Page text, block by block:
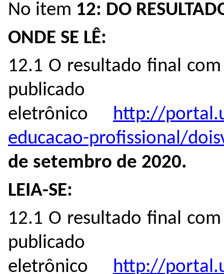
No item 12: DO
ONDE SE LÊ:
12.1 O resultado final
publicado
eletrônico http://
educacao-profissional/
de setembro de 2020.
LEIA-SE:
12.1 O resultado final
publicado
eletrônico http://